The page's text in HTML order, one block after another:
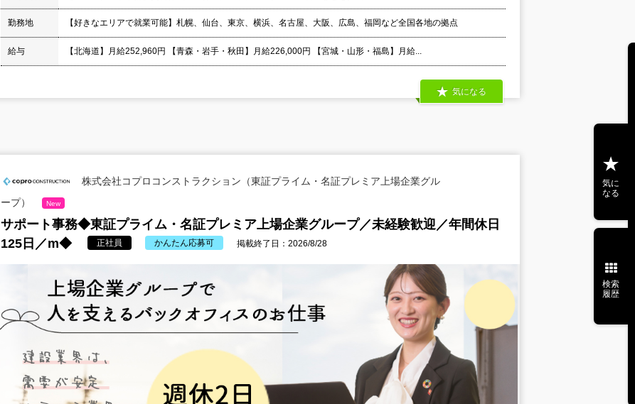
勤務地 【好きなエリアで就業可能】札幌、仙台、東京、横浜、名古屋、大阪、広島、福岡など全国各地の拠点
給与 【北海道】月給252,960円 【青森・岩手・秋田】月給226,000円 【宮城・山形・福島】月給...
気になる
株式会社コプロコンストラクション（東証プライム・名証プレミア上場企業グル
ープ）
New
サポート事務◆東証プライム・名証プレミア上場企業グループ／未経験歓迎／年間休日
125日／m◆
正社員 かんたん応募可 掲載終了日：2026/8/28
気に
なる
検索
履歴